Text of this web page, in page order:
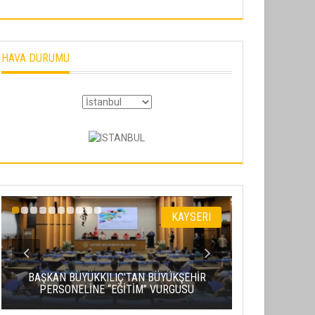
HAVA DURUMU
KAYSERI
BAŞKAN BÜYÜKKILIÇ'TAN BÜYÜKŞEHİR
PERSONELİNE “EĞİTİM” VURGUSU